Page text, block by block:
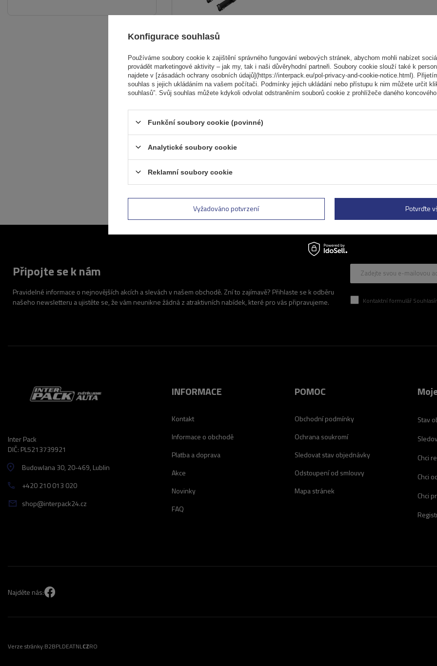
Elektrokolo Peruzzo
nosič kol na zadní
Počet jízdních kol:2
kompatibilní s elektrokoly
Připojte se k nám
Pravidelné informace o nejnovějších akcích a slevách v našem obchodě. Zní to zajímavě? Přihlaste se k odběru
našeho newsletteru a ujistěte se, že vám neunikne žádná z atraktivních nabídek, které pro vás připravujeme.
Zadejte svou e-mailovou
Kontaktní formulář Souhlasím se
Inter Pack
DIČ: PL5213739921
Budowlana 30, 20-469, Lublin
+420 210 013 020
shop@interpack24.cz
INFORMACE
Kontakt
Informace o obchodě
Platba a doprava
Akce
Novinky
FAQ
POMOC
Obchodní podmínky
Ochrana soukromí
Sledovat stav objednávky
Odstoupení od smlouvy
Mapa stránek
Stav
Chci
Chci
Chci
Najděte nás:
Verze stránky:B2BPLDEATNLCZRO
Konfigurace souhlasů
Používáme soubory cookie k zajištění správného fungování webových stránek, abychom mohli nabízet
provádět marketingové aktivity – jak my, tak i naši důvěryhodní partneři. Soubory cookie slouží také k
najdete v [zásadách ochrany osobních údajů](https://interpack.eu/pol-privacy-and-cookie-notice.html).
souhlas s jejich ukládáním na vašem počítači. Podmínky jejich ukládání nebo přístupu k nim můžete určit
souhlasů”. Svůj souhlas můžete kdykoli odvolat odstraněním souborů cookie z prohlížeče daného
Funkční soubory cookie (povinné)
Analytické soubory cookie
Reklamní soubory cookie
Vyžadováno potvrzení Potvrďte